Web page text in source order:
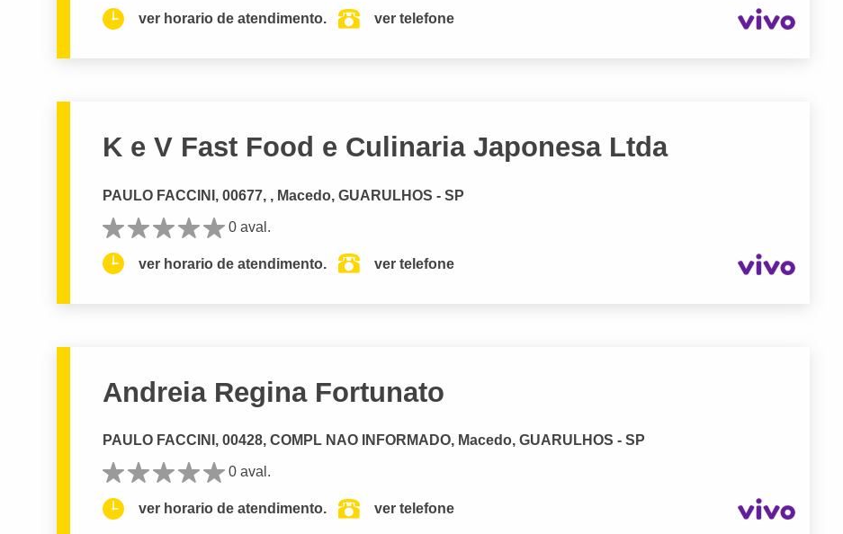
ver horario de atendimento. ver telefone
K e V Fast Food e Culinaria Japonesa Ltda
PAULO FACCINI, 00677, , Macedo, GUARULHOS - SP
0 aval.
ver horario de atendimento. ver telefone
Andreia Regina Fortunato
PAULO FACCINI, 00428, COMPL NAO INFORMADO, Macedo, GUARULHOS - SP
0 aval.
ver horario de atendimento. ver telefone